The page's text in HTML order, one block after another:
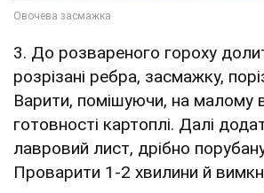
3. До розвареного гороху
розрізані ребра, засмажку,
Варити, помішуючи, на малому
готовності картоплі. Далі
лавровий лист, дрібно
Проварити 1-2 хвилини й